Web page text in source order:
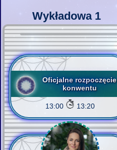
Wykładowa 1
Oficjalne rozpoczęcie
konwentu
13:00 13:20